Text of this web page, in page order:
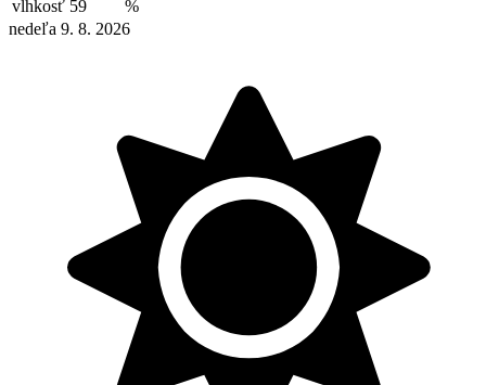
vlhkosť 59
%
nedeľa 9. 8. 2026